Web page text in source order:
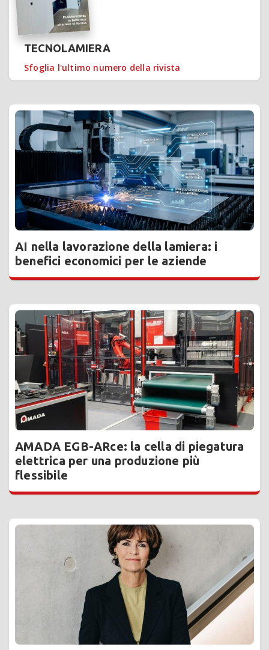
TECNOLAMIERA
Sfoglia l'ultimo numero della rivista
AI nella lavorazione della lamiera: i
benefici economici per le aziende
AMADA EGB-ARce: la cella di piegatura
elettrica per una produzione più
flessibile